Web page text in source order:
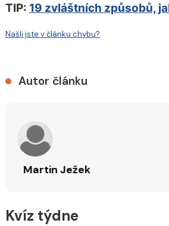
TIP: 19 zvláštních způsobů,
Našli jste v článku chybu?
Autor článku
Martin Ježek
Kvíz týdne